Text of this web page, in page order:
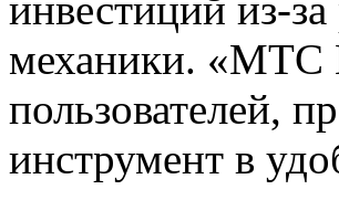
механики. «МТС
пользователей,
инструмент в